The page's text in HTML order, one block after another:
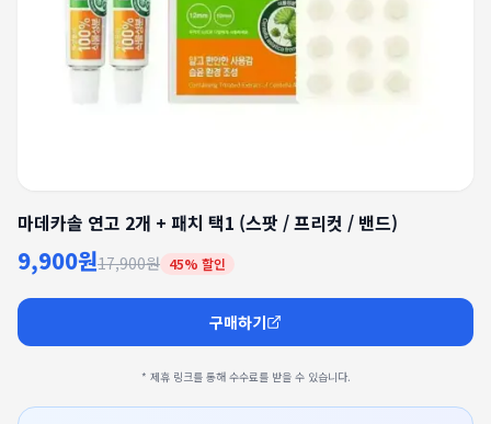
마데카솔 연고 2개 + 패치 택1 (스팟 / 프리컷 / 밴드)
9,900원17,900원 45% 할인
구매하기
* 제휴 링크를 통해 수수료를 받을 수 있습니다.